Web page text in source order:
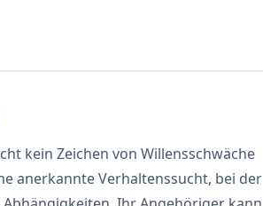
kein Zeichen von Willensschwäche
anerkannte Verhaltenssucht, bei der